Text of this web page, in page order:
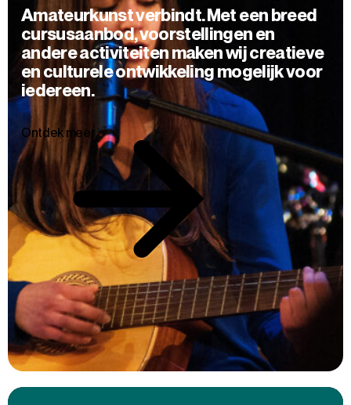
Amateurkunst verbindt. Met een breed
cursusaanbod, voorstellingen en
andere activiteiten maken wij creatieve
en culturele ontwikkeling mogelijk voor
iedereen.
Ontdek meer